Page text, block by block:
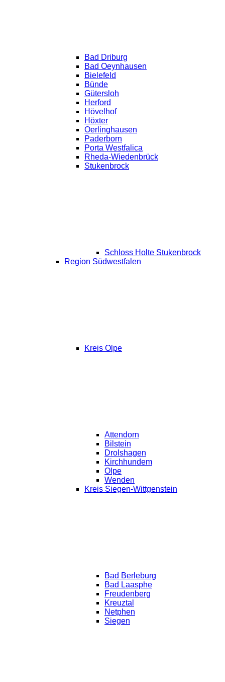
Bad Driburg
Bad Oeynhausen
Bielefeld
Bünde
Gütersloh
Herford
Hövelhof
Höxter
Oerlinghausen
Paderborn
Porta Westfalica
Rheda-Wiedenbrück
Stukenbrock
Schloss Holte Stukenbrock
Region Südwestfalen
Kreis Olpe
Attendorn
Bilstein
Drolshagen
Kirchhundem
Olpe
Wenden
Kreis Siegen-Wittgenstein
Bad Berleburg
Bad Laasphe
Freudenberg
Kreuztal
Netphen
Siegen